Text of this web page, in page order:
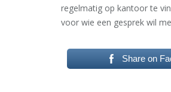
regelmatig op kantoor te
voor wie een gesprek wil
Share on